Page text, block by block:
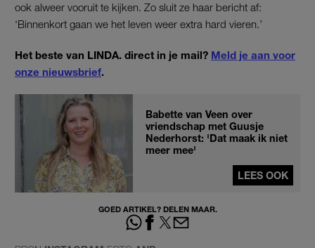
ook alweer vooruit te kijken. Zo sluit ze haar bericht af:
‘Binnenkort gaan we het leven weer extra hard vieren.’
Het beste van LINDA. direct in je mail? Meld je aan voor
onze nieuwsbrief.
Babette van Veen over
vriendschap met Guusje
Nederhorst: 'Dat maak ik niet
meer mee'
LEES OOK
GOED ARTIKEL? DELEN MAAR.